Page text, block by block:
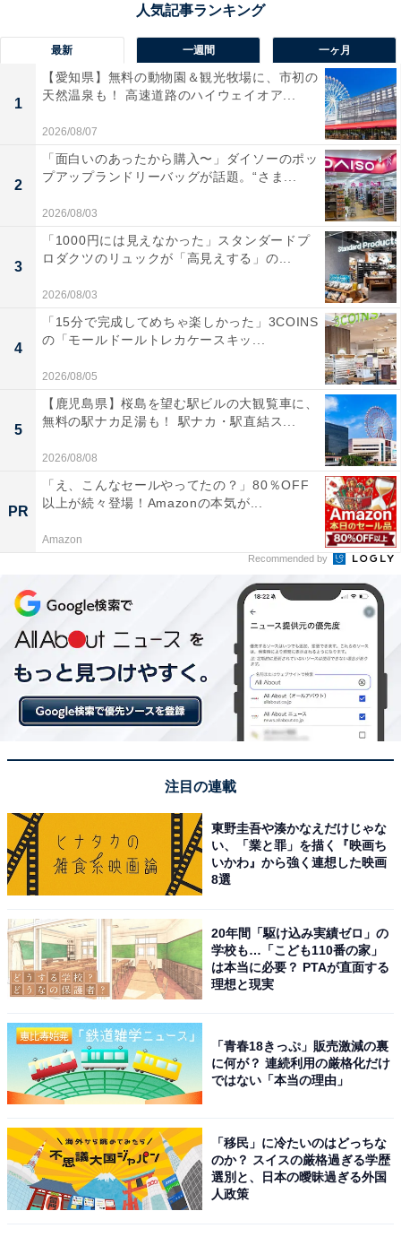
A post shared by Japandi Interior by Laila Rietbergen
日本とヨーロッパの家具の共通点
東洋と西洋のインテリアスタイルの融合を表現した「ジ
ャパンディ」。両者はまったく別物のように感じられる
かもしれませんが、実は日本とスカンジナビア（デンマ
ーク、スウェーデン、ノルウェーの3カ国）のインテリ
アには共通点も多いのだとか。
例えば、どちらも自然の要素を重視します。日本の伝統
的な和室の畳や障子、壁、天井の仕上げなどには天然素
す。縁側は、外との間口が大きく開かれ、周囲の自然を
画像出典：Wako Megumi / Shutterstock.com
一方の北欧でも古くから天然素材、特に明るい木材や質
のよいリネンなどが重視されてきました。また冬の日照
時間が短いため、可能な限り採光する工夫が行われてい
ます。
最新 一週間 一ヶ月
1
【愛知県】無料の動物園＆観光牧場に、市初の
天然温泉も！ 高速道路のハイウェイオア...
2026/08/07
2
「面白いのあったから購入〜」ダイソーのポッ
プアップランドリーバッグが話題。“さま...
2026/08/03
3
「1000円には見えなかった」スタンダードプ
ロダクツのリュックが「高見えする」の...
2026/08/03
4
「15分で完成してめちゃ楽しかった」3COINS
の「モールドールトレカケースキッ...
2026/08/05
5
【鹿児島県】桜島を望む駅ビルの大観覧車に、
無料の駅ナカ足湯も！ 駅ナカ・駅直結ス...
2026/08/08
PR
「え、こんなセールやってたの？」80％OFF
以上が続々登場！Amazonの本気が...
Amazon
Recommended by
注目の連載
東野圭吾や湊かなえだけじゃな
い、「業と罪」を描く『映画ち
いかわ』から強く連想した映画
8選
20年間「駆け込み実績ゼロ」の
学校も…「こども110番の家」
は本当に必要？ PTAが直面する
理想と現実
「青春18きっぷ」販売激減の裏
に何が？ 連続利用の厳格化だけ
ではない「本当の理由」
「移民」に冷たいのはどっちな
のか？ スイスの厳格過ぎる学歴
選別と、日本の曖昧過ぎる外国
人政策